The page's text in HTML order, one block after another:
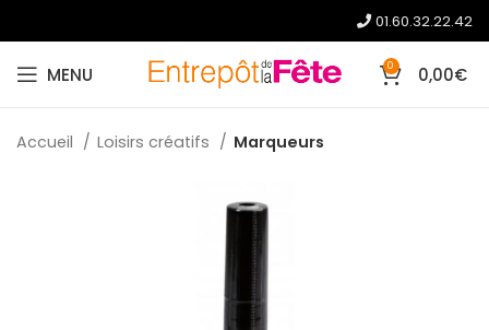
01.60.32.22.42
MENU 0 0,00€
Accueil Loisirs créatifs Marqueurs